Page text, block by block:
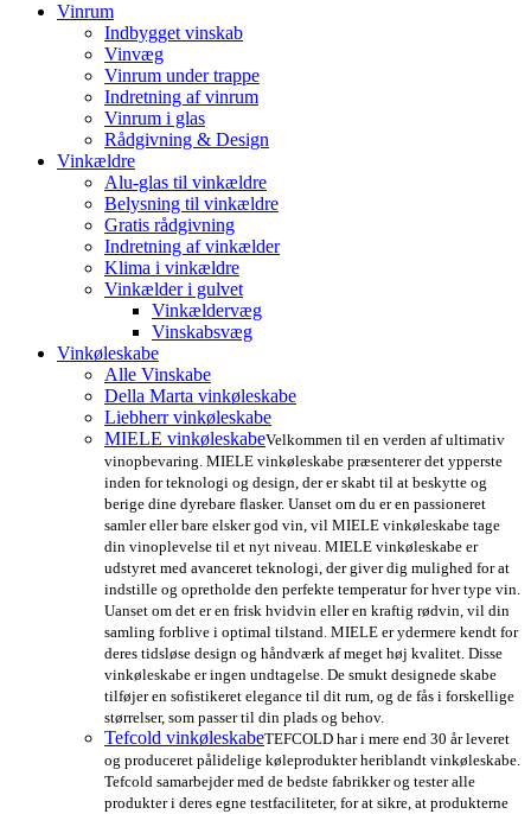
Vinrum
Indbygget vinskab
Vinvæg
Vinrum under trappe
Indretning af vinrum
Vinrum i glas
Rådgivning & Design
Vinkældre
Alu-glas til vinkældre
Belysning til vinkældre
Gratis rådgivning
Indretning af vinkælder
Klima i vinkældre
Vinkælder i gulvet
Vinkældervæg
Vinskabsvæg
Vinkøleskabe
Alle Vinskabe
Della Marta vinkøleskabe
Liebherr vinkøleskabe
MIELE vinkøleskabeVelkommen til en verden af ultimativ
vinopbevaring. MIELE vinkøleskabe præsenterer det ypperste
inden for teknologi og design, der er skabt til at beskytte og
berige dine dyrebare flasker. Uanset om du er en passioneret
samler eller bare elsker god vin, vil MIELE vinkøleskabe tage
din vinoplevelse til et nyt niveau. MIELE vinkøleskabe er
udstyret med avanceret teknologi, der giver dig mulighed for at
indstille og opretholde den perfekte temperatur for hver type vin.
Uanset om det er en frisk hvidvin eller en kraftig rødvin, vil din
samling forblive i optimal tilstand. MIELE er ydermere kendt for
deres tidsløse design og håndværk af meget høj kvalitet. Disse
vinkøleskabe er ingen undtagelse. De smukt designede skabe
tilføjer en sofistikeret elegance til dit rum, og de fås i forskellige
størrelser, som passer til din plads og behov.
Tefcold vinkøleskabeTEFCOLD har i mere end 30 år leveret
og produceret pålidelige køleprodukter heriblandt vinkøleskabe.
Tefcold samarbejder med de bedste fabrikker og tester alle
produkter i deres egne testfaciliteter, for at sikre, at produkterne